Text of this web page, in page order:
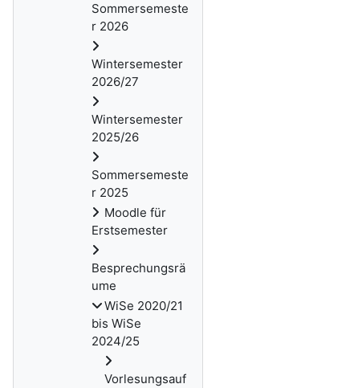
Sommersemeste
r 2026
Wintersemester
2026/27
Wintersemester
2025/26
Sommersemeste
r 2025
Moodle für
Erstsemester
Besprechungsrä
ume
WiSe 2020/21
bis WiSe
2024/25
Vorlesungsauf